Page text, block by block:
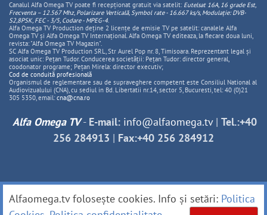
Canalul Alfa Omega TV poate fi recepționat gratuit via satelit: Eutelsat 16A, 16 grade Est,
Frecventa – 12.567 Mhz, PolarizareVerticală, Symbol rate - 16.667 ks/s, Modulație: DVB-
S2,8PSK, FEC - 3/5, Codare - MPEG-4.
Alfa Omega TV Production deține 2 licențe de emisie TV pe satelit: canalele Alfa
Omega TV și Alfa Omega TV Internațional. Alfa Omega TV editeaza, la fiecare doua luni,
revista: "Alfa Omega TV Magazin".
SC Alfa Omega TV Production SRL, Str Aurel Pop nr. 8, Timisoara. Reprezentant legal și
asociat unic: Pețan Tudor. Conducerea societății: Pețan Tudor: director general,
coodonator programe; Pețan Mirela: director executiv;
Cod de conduită profesională
Organismul de reglementare sau de supraveghere competent este Consiliul National al
Audiovizualului (CNA), cu sediul in Bd. Libertatii nr.14, sector 5, Bucuresti, tel: 40 (0)21
305 5350, email: cna@cna.ro
Alfa Omega TV- E-mail: info@alfaomega.tv| Tel.:+40
256 284913 | Fax:+40 256 284912
Alfaomega.tv folosește cookies. Info și setări: Politica